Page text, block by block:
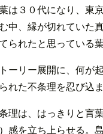
は３０代になり、東
中、縁が切れていた
られたと思っている
ーリー展開に、何が
れた不条理を忍び込
理は、はっきりと言
感を立ち上らせる。